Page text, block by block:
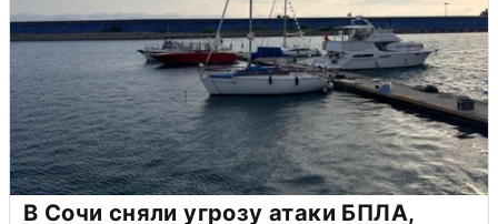
В Сочи сняли угрозу атаки БПЛА,